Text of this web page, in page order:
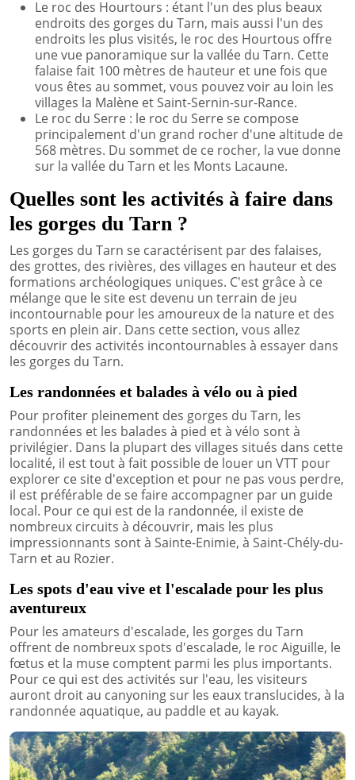
Le roc des Hourtours : étant l'un des plus beaux
endroits des gorges du Tarn, mais aussi l'un des
endroits les plus visités, le roc des Hourtous offre
une vue panoramique sur la vallée du Tarn. Cette
falaise fait 100 mètres de hauteur et une fois que
vous êtes au sommet, vous pouvez voir au loin les
villages la Malène et Saint-Sernin-sur-Rance.
Le roc du Serre : le roc du Serre se compose
principalement d'un grand rocher d'une altitude de
568 mètres. Du sommet de ce rocher, la vue donne
sur la vallée du Tarn et les Monts Lacaune.
Quelles sont les activités à faire dans
les gorges du Tarn ?
Les gorges du Tarn se caractérisent par des falaises,
des grottes, des rivières, des villages en hauteur et des
formations archéologiques uniques. C'est grâce à ce
mélange que le site est devenu un terrain de jeu
incontournable pour les amoureux de la nature et des
sports en plein air. Dans cette section, vous allez
découvrir des activités incontournables à essayer dans
les gorges du Tarn.
Les randonnées et balades à vélo ou à pied
Pour profiter pleinement des gorges du Tarn, les
randonnées et les balades à pied et à vélo sont à
privilégier. Dans la plupart des villages situés dans cette
localité, il est tout à fait possible de louer un VTT pour
explorer ce site d'exception et pour ne pas vous perdre,
il est préférable de se faire accompagner par un guide
local. Pour ce qui est de la randonnée, il existe de
nombreux circuits à découvrir, mais les plus
impressionnants sont à Sainte-Enimie, à Saint-Chély-du-
Tarn et au Rozier.
Les spots d'eau vive et l'escalade pour les plus
aventureux
Pour les amateurs d'escalade, les gorges du Tarn
offrent de nombreux spots d'escalade, le roc Aiguille, le
fœtus et la muse comptent parmi les plus importants.
Pour ce qui est des activités sur l'eau, les visiteurs
auront droit au canyoning sur les eaux translucides, à la
randonnée aquatique, au paddle et au kayak.